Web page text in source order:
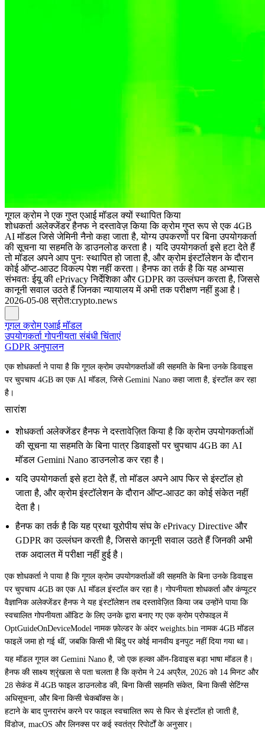
गूगल क्रोम ने एक गुप्त एआई मॉडल क्यों स्थापित किया
शोधकर्ता अलेक्जेंडर हैनफ ने दस्तावेज़ किया कि क्रोम गुप्त रूप से एक 4GB
AI मॉडल जिसे जेमिनी नैनो कहा जाता है, योग्य उपकरणों पर बिना उपयोगकर्ता
की सूचना या सहमति के डाउनलोड करता है। यदि उपयोगकर्ता इसे हटा देते हैं
तो मॉडल अपने आप पुनः स्थापित हो जाता है, और क्रोम इंस्टॉलेशन के दौरान
कोई ऑप्ट-आउट विकल्प पेश नहीं करता। हैनफ का तर्क है कि यह अभ्यास
संभवतः ईयू की ePrivacy निर्देशिका और GDPR का उल्लंघन करता है, जिससे
कानूनी सवाल उठते हैं जिनका न्यायालय में अभी तक परीक्षण नहीं हुआ है।
2026-05-08 स्रोत:crypto.news
गूगल क्रोम एआई मॉडल
उपयोगकर्ता गोपनीयता संबंधी चिंताएं
GDPR अनुपालन
एक शोधकर्ता ने पाया है कि गूगल क्रोम उपयोगकर्ताओं की सहमति के बिना उनके डिवाइस
पर चुपचाप 4GB का एक AI मॉडल, जिसे Gemini Nano कहा जाता है, इंस्टॉल कर रहा
है।
सारांश
शोधकर्ता अलेक्जेंडर हैनफ ने दस्तावेज़ित किया है कि क्रोम उपयोगकर्ताओं
की सूचना या सहमति के बिना पात्र डिवाइसों पर चुपचाप 4GB का AI
मॉडल Gemini Nano डाउनलोड कर रहा है।
यदि उपयोगकर्ता इसे हटा देते हैं, तो मॉडल अपने आप फिर से इंस्टॉल हो
जाता है, और क्रोम इंस्टॉलेशन के दौरान ऑप्ट-आउट का कोई संकेत नहीं
देता है।
हैनफ का तर्क है कि यह प्रथा यूरोपीय संघ के ePrivacy Directive और
GDPR का उल्लंघन करती है, जिससे कानूनी सवाल उठते हैं जिनकी अभी
तक अदालत में परीक्षा नहीं हुई है।
एक शोधकर्ता ने पाया है कि गूगल क्रोम उपयोगकर्ताओं की सहमति के बिना उनके डिवाइस
पर चुपचाप 4GB का एक AI मॉडल इंस्टॉल कर रहा है। गोपनीयता शोधकर्ता और कंप्यूटर
वैज्ञानिक अलेक्जेंडर हैनफ ने यह इंस्टॉलेशन तब दस्तावेज़ित किया जब उन्होंने पाया कि
स्वचालित गोपनीयता ऑडिट के लिए उनके द्वारा बनाए गए एक क्रोम प्रोफाइल में
OptGuideOnDeviceModel नामक फ़ोल्डर के अंदर weights.bin नामक 4GB मॉडल
फाइलें जमा हो गई थीं, जबकि किसी भी बिंदु पर कोई मानवीय इनपुट नहीं दिया गया था।
यह मॉडल गूगल का Gemini Nano है, जो एक हल्का ऑन-डिवाइस बड़ा भाषा मॉडल है।
हैनफ की साक्ष्य श्रृंखला से पता चलता है कि क्रोम ने 24 अप्रैल, 2026 को 14 मिनट और
28 सेकंड में 4GB फाइल डाउनलोड की, बिना किसी सहमति संकेत, बिना किसी सेटिंग्स
अधिसूचना, और बिना किसी चेकबॉक्स के।
हटाने के बाद पुनरारंभ करने पर फाइल स्वचालित रूप से फिर से इंस्टॉल हो जाती है,
विंडोज, macOS और लिनक्स पर कई स्वतंत्र रिपोर्टों के अनुसार।